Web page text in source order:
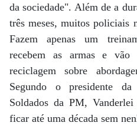
da sociedade". Além de a
três meses, muitos policiais
Fazem apenas um
recebem as armas e
reciclagem sobre
Segundo o presidente
Soldados da PM,
ficar até uma década sem